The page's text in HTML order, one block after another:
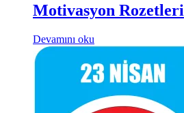
Motivasyon Rozetleri
Devamını oku